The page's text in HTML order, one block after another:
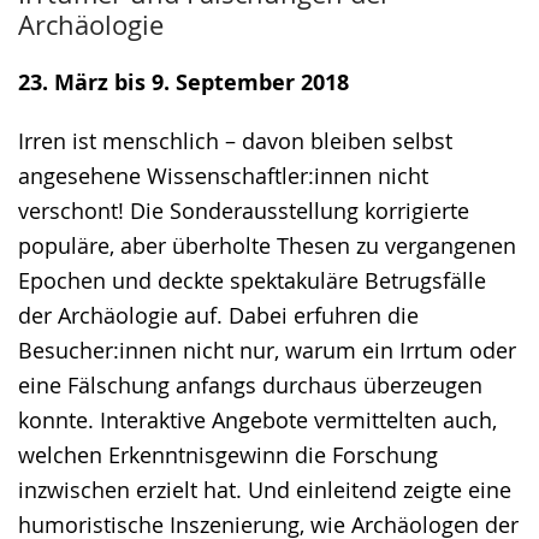
Archäologie
Sprache
wechseln.
Unterstützung.
in
Deutscher
wird
angezeigt.
23. März bis 9. September 2018
Irren ist menschlich – davon bleiben selbst
angesehene Wissenschaftler:innen nicht
verschont! Die Sonderausstellung korrigierte
populäre, aber überholte Thesen zu vergangenen
Epochen und deckte spektakuläre Betrugsfälle
der Archäologie auf. Dabei erfuhren die
Besucher:innen nicht nur, warum ein Irrtum oder
eine Fälschung anfangs durchaus überzeugen
konnte. Interaktive Angebote vermittelten auch,
welchen Erkenntnisgewinn die Forschung
inzwischen erzielt hat. Und einleitend zeigte eine
humoristische Inszenierung, wie Archäologen der